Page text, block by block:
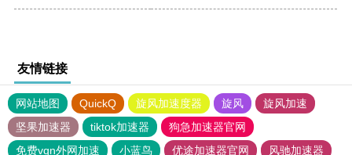
友情链接
网站地图 QuickQ 旋风加速度器 旋风
旋风加速
坚果加速器
tiktok加速器
狗急加速器官网
免费vqn外网加速
小蓝鸟 优途加速器官网 风驰加速器